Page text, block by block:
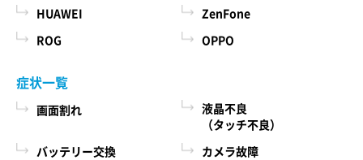
ユーザーに代金を請求するために、購入された
商品名や数量、利用されたサービスの種類や期
号やクレジットカード番号などの支払に関する
情報などを利用する目的
ユーザーが簡便にデータを入力できるようにす
るために、当社に登録されている情報を入力画
本サービスの料金（修理料金、その他の費用を含
み、以下「サービス料金」と言います）は当社規
社各店舗、当社ホームページでも確認することが
できますが、状況、条件により実際の料金が異な
る場合がございますので、本サービスをご依頼の
際に、必ず当社各店舗へお問い合わせください。
HUAWEI
ZenFone
ROG
OPPO
症状一覧
画面割れ
液晶不良
（タッチ不良）
バッテリー交換
カメラ故障